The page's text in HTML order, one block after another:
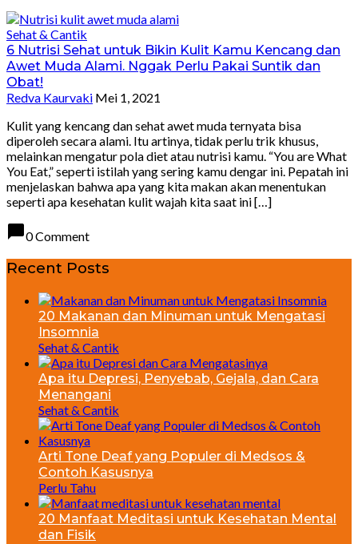
Sehat & Cantik
6 Nutrisi Sehat untuk Bikin Kulit Kamu Kencang dan
Awet Muda Alami. Nggak Perlu Pakai Suntik dan
Obat!
Redva Kaurvaki Mei 1, 2021
Kulit yang kencang dan sehat awet muda ternyata bisa
diperoleh secara alami. Itu artinya, tidak perlu trik khusus,
melainkan mengatur pola diet atau nutrisi kamu. “You are What
You Eat,” seperti istilah yang sering kamu dengar ini. Pepatah ini
menjelaskan bahwa apa yang kita makan akan menentukan
seperti apa kesehatan kulit wajah kita saat ini […]
chat_bubble0 Comment
Recent Posts
20 Makanan dan Minuman untuk Mengatasi
Insomnia
Sehat & Cantik
Apa itu Depresi, Penyebab, Gejala, dan Cara
Menangani
Sehat & Cantik
Arti Tone Deaf yang Populer di Medsos &
Contoh Kasusnya
Perlu Tahu
20 Manfaat Meditasi untuk Kesehatan Mental
dan Fisik